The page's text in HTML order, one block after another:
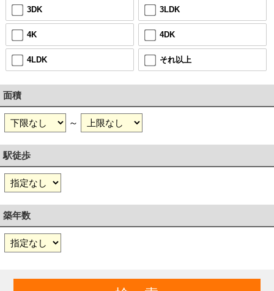
3DK 3LDK
4K 4DK
4LDK それ以上
面積
～
駅徒歩
築年数